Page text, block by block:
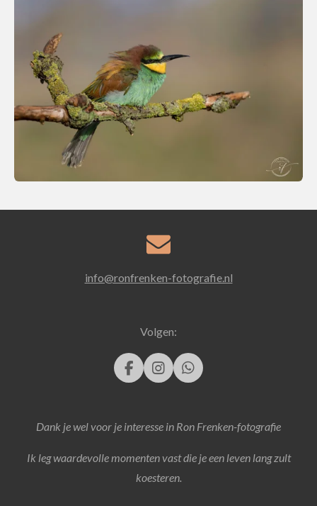
info@ronfrenken-fotografie.nl
Volgen:
F
a
b
o
I
n
a
r
m
W
h
s
p
Dank je wel voor je interesse in Ron Frenken-fotografie
Ik leg waardevolle momenten vast die je een leven lang zult
koesteren.